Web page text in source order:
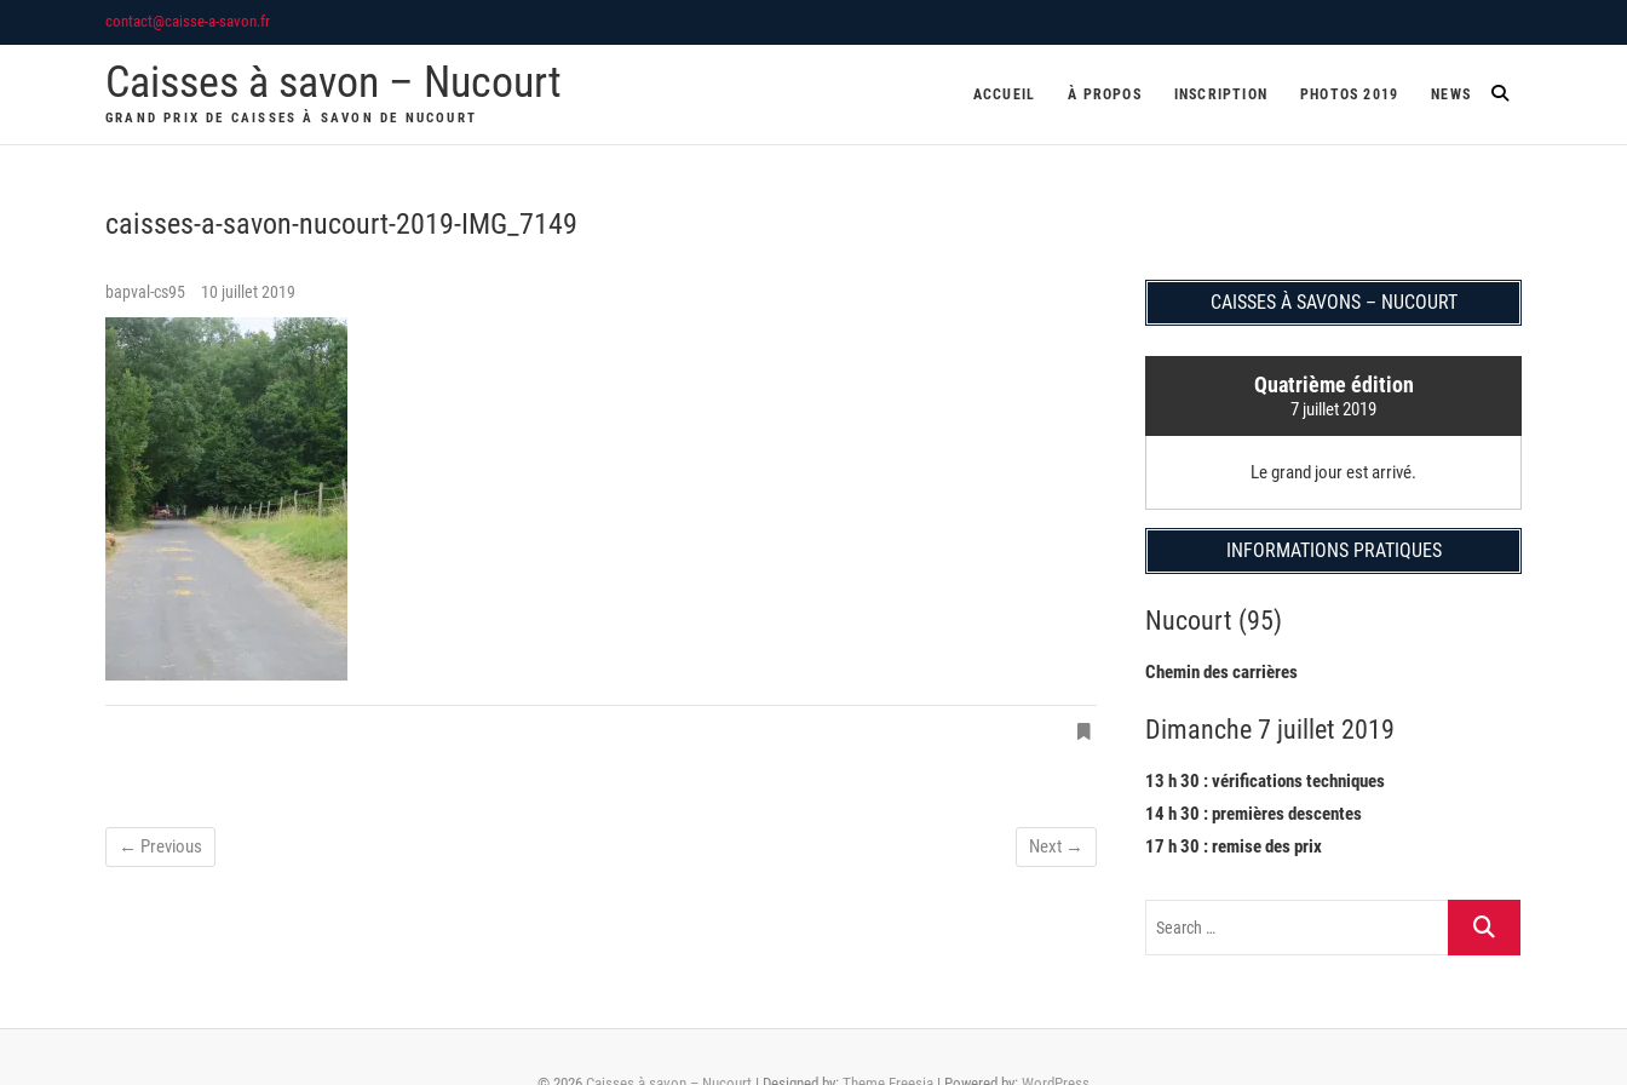
to
contact@caisse-a-savon.fr
Caisses à savon – Nucourt
GRAND PRIX DE CAISSES À SAVON DE NUCOURT
ACCUEIL À PROPOS INSCRIPTION PHOTOS 2019 NEWS
caisses-a-savon-nucourt-2019-IMG_7149
bapval-cs95 10 juillet 2019
← Previous Next →
CAISSES À SAVONS – NUCOURT
Quatrième édition
7 juillet 2019
Le grand jour est arrivé.
INFORMATIONS PRATIQUES
Nucourt (95)
Chemin des carrières
Dimanche 7 juillet 2019
13 h 30 : vérifications techniques
14 h 30 : premières descentes
17 h 30 : remise des prix